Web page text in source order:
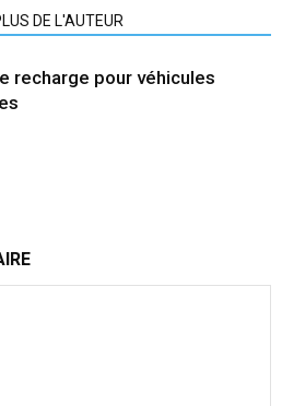
DE L'AUTEUR
recharge pour véhicules